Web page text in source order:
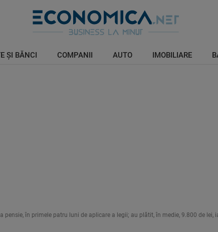
ŞI BĂNCI COMPANII AUTO IMOBILIARE
pensie, în primele patru luni de aplicare a legii; au plătit, în medie, 9.800 de lei,